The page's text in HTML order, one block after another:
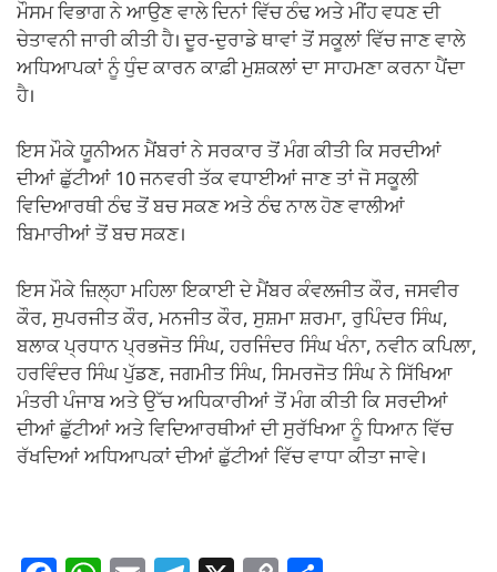
ਮੌਸਮ ਵਿਭਾਗ ਨੇ ਆਉਣ ਵਾਲੇ ਦਿਨਾਂ ਵਿੱਚ ਠੰਢ ਅਤੇ ਮੀਂਹ ਵਧਣ ਦੀ
ਚੇਤਾਵਨੀ ਜਾਰੀ ਕੀਤੀ ਹੈ। ਦੂਰ-ਦੁਰਾਡੇ ਥਾਵਾਂ ਤੋਂ ਸਕੂਲਾਂ ਵਿੱਚ ਜਾਣ ਵਾਲੇ
ਅਧਿਆਪਕਾਂ ਨੂੰ ਧੁੰਦ ਕਾਰਨ ਕਾਫ਼ੀ ਮੁਸ਼ਕਲਾਂ ਦਾ ਸਾਹਮਣਾ ਕਰਨਾ ਪੈਂਦਾ
ਹੈ।
ਇਸ ਮੌਕੇ ਯੂਨੀਅਨ ਮੈਂਬਰਾਂ ਨੇ ਸਰਕਾਰ ਤੋਂ ਮੰਗ ਕੀਤੀ ਕਿ ਸਰਦੀਆਂ
ਦੀਆਂ ਛੁੱਟੀਆਂ 10 ਜਨਵਰੀ ਤੱਕ ਵਧਾਈਆਂ ਜਾਣ ਤਾਂ ਜੋ ਸਕੂਲੀ
ਵਿਦਿਆਰਥੀ ਠੰਢ ਤੋਂ ਬਚ ਸਕਣ ਅਤੇ ਠੰਢ ਨਾਲ ਹੋਣ ਵਾਲੀਆਂ
ਬਿਮਾਰੀਆਂ ਤੋਂ ਬਚ ਸਕਣ।
ਇਸ ਮੌਕੇ ਜ਼ਿਲ੍ਹਾ ਮਹਿਲਾ ਇਕਾਈ ਦੇ ਮੈਂਬਰ ਕੰਵਲਜੀਤ ਕੌਰ, ਜਸਵੀਰ
ਕੌਰ, ਸੁਪਰਜੀਤ ਕੌਰ, ਮਨਜੀਤ ਕੌਰ, ਸੁਸ਼ਮਾ ਸ਼ਰਮਾ, ਰੁਪਿੰਦਰ ਸਿੰਘ,
ਬਲਾਕ ਪ੍ਰਧਾਨ ਪ੍ਰਭਜੋਤ ਸਿੰਘ, ਹਰਜਿੰਦਰ ਸਿੰਘ ਖੰਨਾ, ਨਵੀਨ ਕਪਿਲਾ,
ਹਰਵਿੰਦਰ ਸਿੰਘ ਪੁੱਡਣ, ਜਗਮੀਤ ਸਿੰਘ, ਸਿਮਰਜੋਤ ਸਿੰਘ ਨੇ ਸਿੱਖਿਆ
ਮੰਤਰੀ ਪੰਜਾਬ ਅਤੇ ਉੱਚ ਅਧਿਕਾਰੀਆਂ ਤੋਂ ਮੰਗ ਕੀਤੀ ਕਿ ਸਰਦੀਆਂ
ਦੀਆਂ ਛੁੱਟੀਆਂ ਅਤੇ ਵਿਦਿਆਰਥੀਆਂ ਦੀ ਸੁਰੱਖਿਆ ਨੂੰ ਧਿਆਨ ਵਿੱਚ
ਰੱਖਦਿਆਂ ਅਧਿਆਪਕਾਂ ਦੀਆਂ ਛੁੱਟੀਆਂ ਵਿੱਚ ਵਾਧਾ ਕੀਤਾ ਜਾਵੇ।